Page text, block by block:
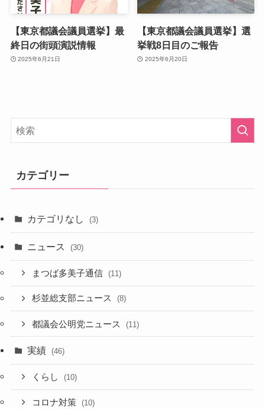
【東京都議会議員選挙】最
終日の街頭演説情報
2025年6月21日
【東京都議会議員選挙】選
挙戦8日目のご報告
2025年6月20日
カテゴリー
カテゴリなし (3)
ニュース (30)
まつば多美子通信 (11)
杉並総支部ニュース (8)
都議会公明党ニュース (11)
実績 (46)
くらし (10)
コロナ対策 (10)